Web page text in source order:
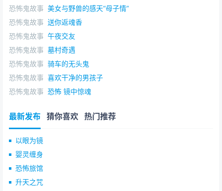
恐怖鬼故事 美女与野兽的感天“母子情”
恐怖鬼故事 送你返魂香
恐怖鬼故事 午夜交友
恐怖鬼故事 墓村奇遇
恐怖鬼故事 骑车的无头鬼
恐怖鬼故事 喜欢干净的男孩子
恐怖鬼故事 恐怖 镜中惊魂
最新发布 猜你喜欢 热门推荐
以眼为镜
婴灵缠身
恐怖旅馆
升天之咒